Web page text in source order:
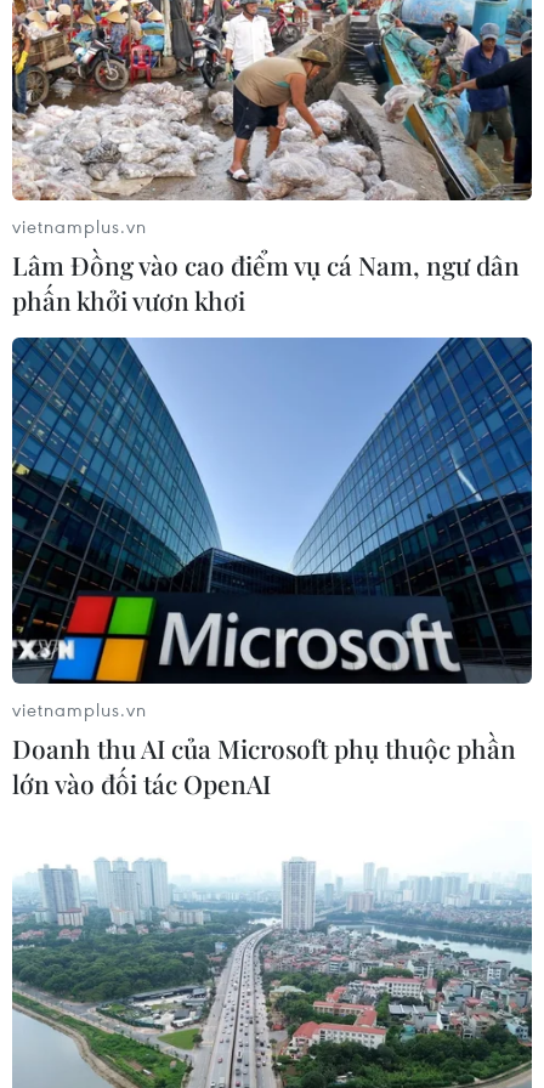
vietnamplus.vn
Lâm Đồng vào cao điểm vụ cá Nam, ngư dân
phấn khởi vươn khơi
vietnamplus.vn
Doanh thu AI của Microsoft phụ thuộc phần
lớn vào đối tác OpenAI